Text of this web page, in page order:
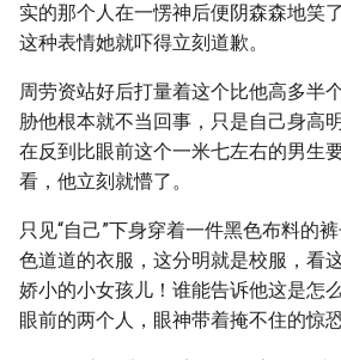
实的那个人在一愣神后便阴森森地笑
这种表情她就吓得立刻道歉。
周劳资站好后打量着这个比他高多半
胁他根本就不当回事，只是自己身高
在反到比眼前这个一米七左右的男生
看，他立刻就懵了。
只见“自己”下身穿着一件黑色布料的
色道道的衣服，这分明就是校服，看
娇小的小女孩儿！谁能告诉他这是怎
眼前的两个人，眼神带着掩不住的惊恐